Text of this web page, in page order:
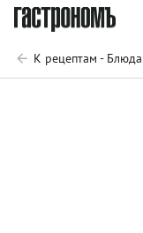
К рецептам -